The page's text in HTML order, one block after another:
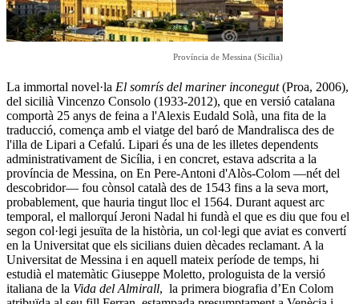
Província de Messina (Sicília)
La immortal novel·la El somrís del mariner inconegut(Proa, 2006),
del sicilià Vincenzo Consolo (1933-2012), que en versió catalana
comportà 25 anys de feina a l'Alexis Eudald Solà, una fita de la
traducció, comença amb el viatge del baró de Mandralisca des de
l'illa de Lipari a Cefalú. Lipari és una de les illetes dependents
administrativament de Sicília, i en concret, estava adscrita a la
província de Messina, on En Pere-Antoni d'Alòs-Colom —nét del
descobridor— fou cònsol català des de 1543 fins a la seva mort,
probablement, que hauria tingut lloc el 1564. Durant aquest arc
temporal, el mallorquí Jeroni Nadal hi fundà el que es diu que fou el
segon col·legi jesuïta de la història, un col·legi que aviat es convertí
en la Universitat que els sicilians duien dècades reclamant. A la
Universitat de Messina i en aquell mateix període de temps, hi
estudià el matemàtic Giuseppe Moletto, prologuista de la versió
italiana de la Vida del Almirall, la primera biografia d’En Colom